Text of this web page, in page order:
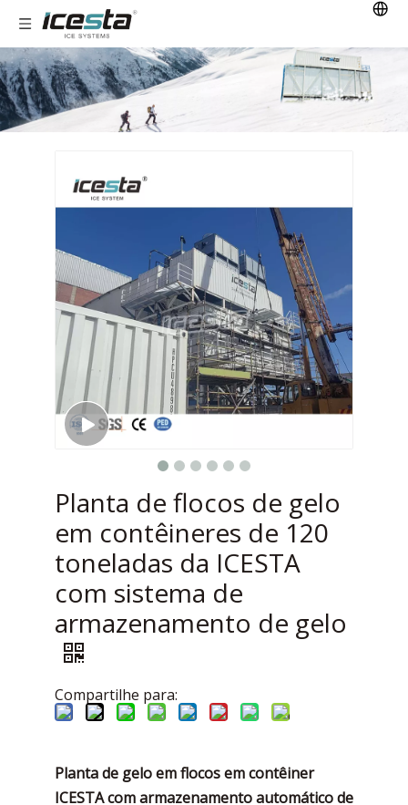
Planta de flocos de gelo
em contêineres de 120
toneladas da ICESTA
com sistema de
armazenamento de gelo
Compartilhe para:
Planta de gelo em flocos em contêiner
ICESTA com armazenamento automático de